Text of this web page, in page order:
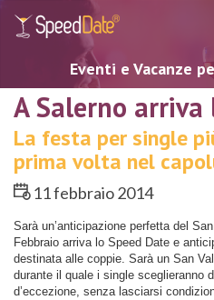
Eventi e Vacanze
A Salerno arriva
La festa per single
prima volta nel
11 febbraio 2014
Sarà un’anticipazione perfetta del
Febbraio arriva lo Speed Date e
destinata alle coppie. Sarà un San
durante il quale i single sceglieranno
d’eccezione, senza lasciarsi